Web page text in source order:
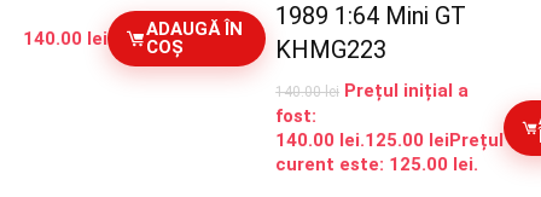
140.00 lei
ADAUGĂ ÎN
COȘ
1989 1:64 Mini GT
KHMG223
140.00lei Prețul inițial a
fost:
140.00 lei.125.00 leiPrețul
curent este: 125.00 lei.